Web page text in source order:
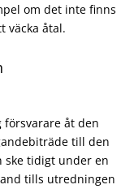
om det inte finns
väcka åtal.
åt den
till den
ske tidigt under en
tills utredningen